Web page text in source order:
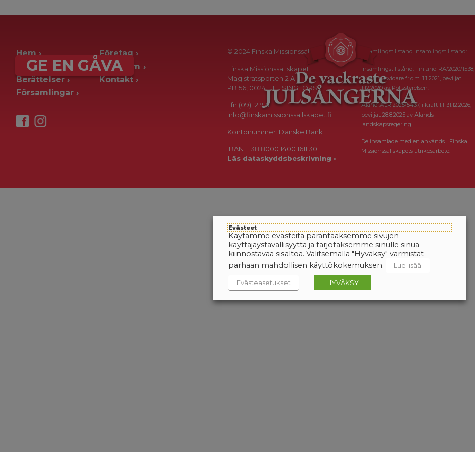
GE EN GÅVA
Hem
Ge en gåva
Berättelser
Församlingar
Företag
Pressrum
Kontakt
© 2024 Finska Missionssällskapet
Finska Missionssällskapet
Magistratsporten 2 A
PB 56, 00241 HELSINGFORS
Tfn (09) 12 971
info@finskamissionssallskapet.fi
Kontonummer: Danske Bank
IBAN FI38 8000 1400 1611 30
Läs dataskyddsbeskrivning ›
Insamlingstillstånd Insamlingstillstånd:
Insamlingstillstånd: Finland RA/2020/1538,
i kraft tillsvidare fr.o.m. 1.1.2021, beviljat
1.12.2020 av Polisstyrelsen.
Åland ÅLR 2025/5437, i kraft 1.1-31.12.2026,
beviljat 28.8.2025 av Ålands
landskapsregering.
De insamlade medlen används i Finska
Missionssällskapets utrikesarbete.
Evästeet
Käytämme evästeitä parantaaksemme sivujen
käyttäjäystävällisyyttä ja tarjotaksemme sinulle sinua
kiinnostavaa sisältöä. Valitsemalla "Hyväksy" varmistat
parhaan mahdollisen käyttökokemuksen.
Lue lisää
Evästeasetukset HYVÄKSY